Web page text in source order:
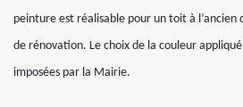
peinture est réalisable pour un toit à l’ancien
de rénovation. Le choix de la couleur
imposées par la Mairie.